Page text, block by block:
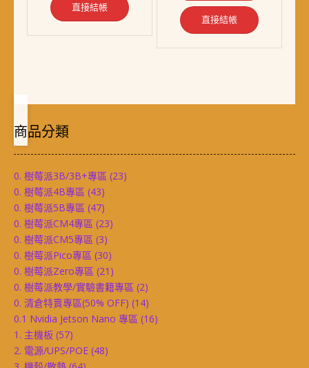
直接結帳
直接結帳
商品分類
0. 樹莓派3B/3B+專區 (23)
0. 樹莓派4B專區 (43)
0. 樹莓派5B專區 (47)
0. 樹莓派CM4專區 (23)
0. 樹莓派CM5專區 (3)
0. 樹莓派Pico專區 (30)
0. 樹莓派Zero專區 (21)
0. 樹莓派教學/實驗書籍專區 (2)
0. 清倉特賣專區(50% OFF) (14)
0.1 Nvidia Jetson Nano 專區 (16)
1. 主機板 (57)
2. 電源/UPS/POE (48)